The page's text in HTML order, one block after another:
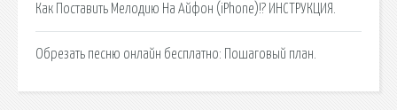
Как Поставить Мелодию На Айфон (iPhone)!? ИНСТРУКЦИЯ.
Обрезать песню онлайн бесплатно: Пошаговый план.